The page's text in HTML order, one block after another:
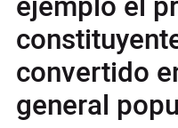
convertido
general